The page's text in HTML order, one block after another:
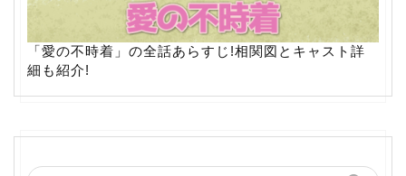
「愛の不時着」の全話あらすじ!相関図とキャスト詳
細も紹介!